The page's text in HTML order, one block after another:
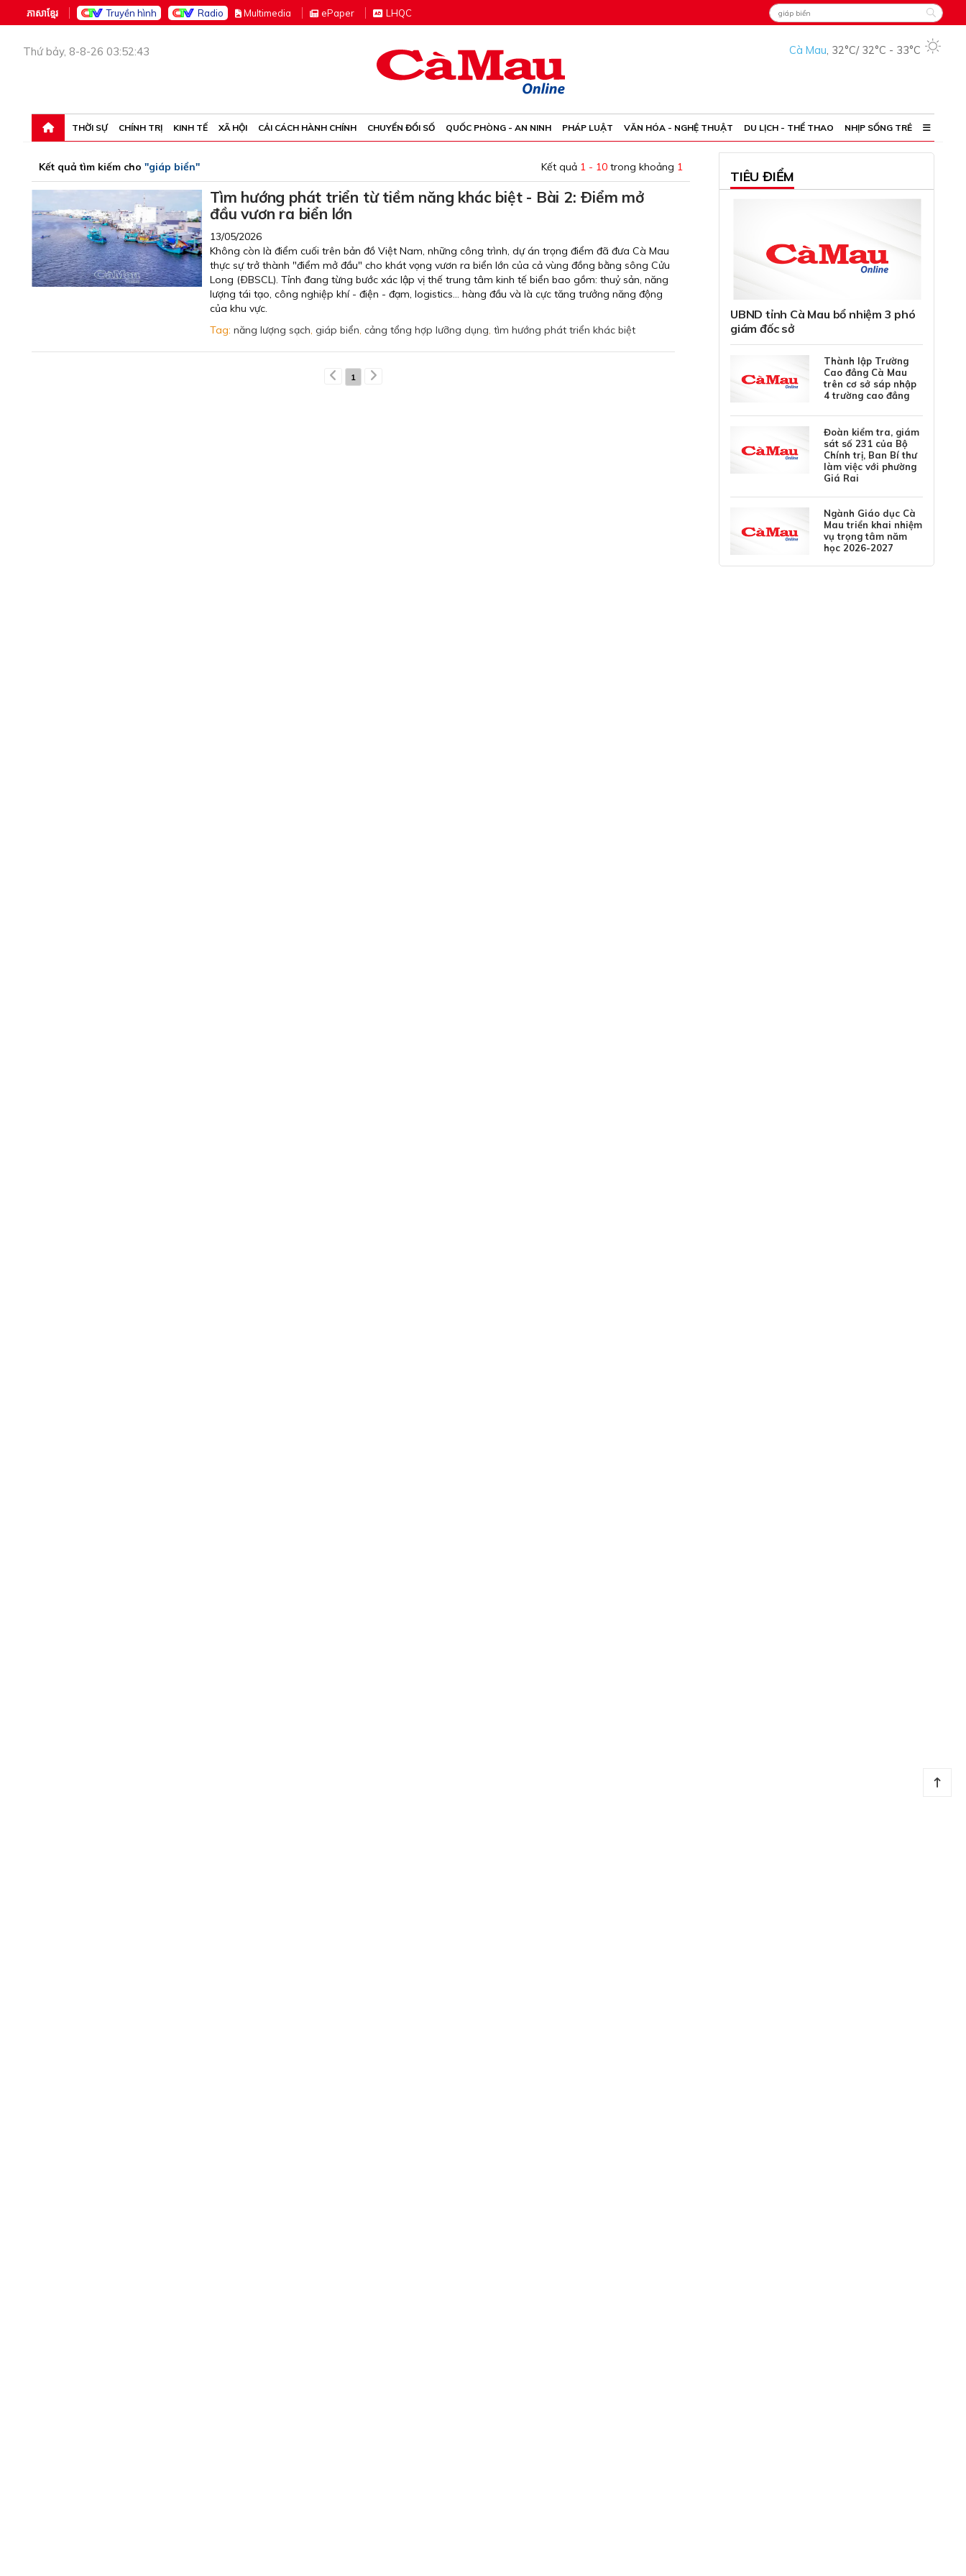
ភាសាខ្មែរ Truyền hình Radio Multimedia ePaper LHQC
Thứ bảy, 8-8-26 03:52:43 Cà Mau, 32°C/ 32°C - 33°C
THỜI SỰ CHÍNH TRỊ KINH TẾ XÃ HỘI CẢI CÁCH HÀNH CHÍNH CHUYỂN ĐỔI SỐ QUỐC PHÒNG - AN NINH PHÁP LUẬT VĂN HÓA - NGHỆ THUẬT DU LỊCH - THỂ THAO NHỊP SỐNG TRẺ
Kết quả tìm kiếm cho "giáp biển" Kết quả 1 - 10 trong khoảng 1
Tìm hướng phát triển từ tiềm năng khác biệt - Bài 2: Ðiểm mở
đầu vươn ra biển lớn
13/05/2026
Không còn là điểm cuối trên bản đồ Việt Nam, những công trình, dự án trọng điểm đã đưa Cà Mau
thực sự trở thành "điểm mở đầu" cho khát vọng vươn ra biển lớn của cả vùng đồng bằng sông Cửu
Long (ÐBSCL). Tỉnh đang từng bước xác lập vị thế trung tâm kinh tế biển bao gồm: thuỷ sản, năng
lượng tái tạo, công nghiệp khí - điện - đạm, logistics... hàng đầu và là cực tăng trưởng năng động
của khu vực.
Tag: năng lượng sạch, giáp biển, cảng tổng hợp lưỡng dụng, tìm hướng phát triển khác biệt
1
TIÊU ĐIỂM
UBND tỉnh Cà Mau bổ nhiệm 3 phó
giám đốc sở
Thành lập Trường
Cao đẳng Cà Mau
trên cơ sở sáp nhập
4 trường cao đẳng
Đoàn kiểm tra, giám
sát số 231 của Bộ
Chính trị, Ban Bí thư
làm việc với phường
Giá Rai
Ngành Giáo dục Cà
Mau triển khai nhiệm
vụ trọng tâm năm
học 2026-2027